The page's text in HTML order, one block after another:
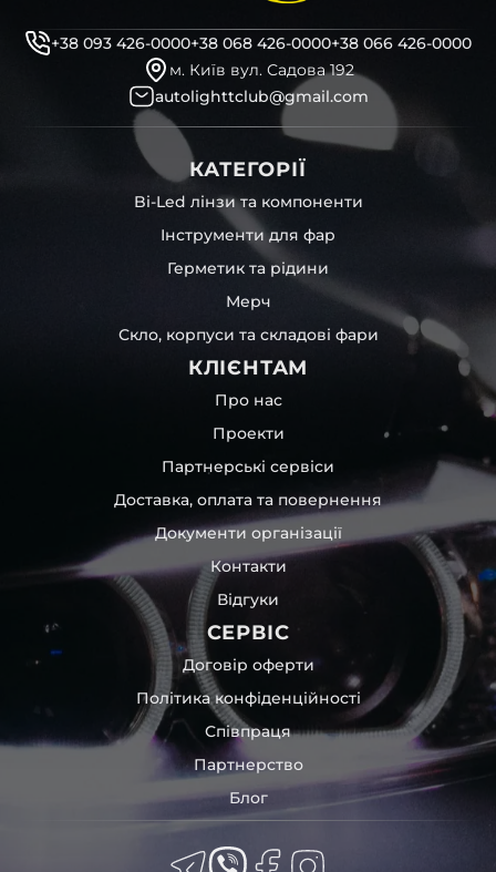
+38 093 426-0000+38 068 426-0000+38 066 426-0000
м. Київ вул. Садова 192
autolighttclub@gmail.com
КАТЕГОРІЇ
Bi-Led лінзи та компоненти
Інструменти для фар
Герметик та рідини
Мерч
Скло, корпуси та складові фари
КЛІЄНТАМ
Про нас
Проекти
Партнерські сервіси
Доставка, оплата та повернення
Документи організації
Контакти
Відгуки
СЕРВІС
Договір оферти
Політика конфіденційності
Співпраця
Партнерство
Блог